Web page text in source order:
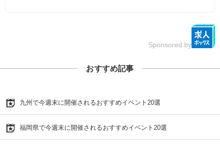
Sponsored by
おすすめ記事
九州で今週末に開催されるおすすめイベント20選
福岡県で今週末に開催されるおすすめイベント20選